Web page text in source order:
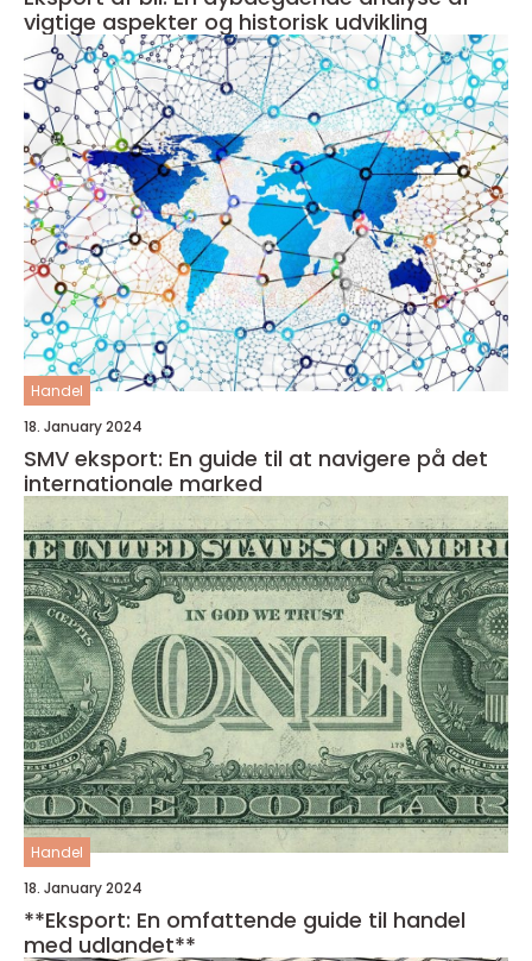
vigtige aspekter og historisk udvikling
Handel
18. January 2024
SMV eksport: En guide til at navigere på det
internationale marked
Handel
18. January 2024
**Eksport: En omfattende guide til handel
med udlandet**